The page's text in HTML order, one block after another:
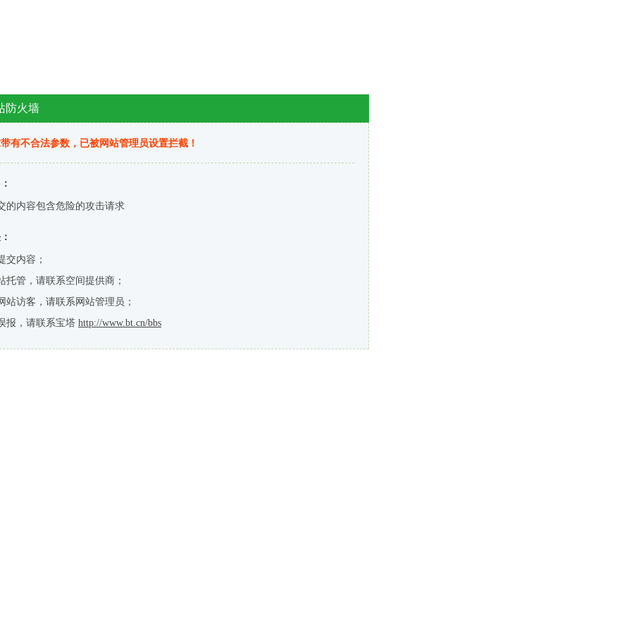
防火墙
有不合法参数，已被网站管理员设置拦截！
的内容包含危险的攻击请求
交内容；
托管，请联系空间提供商；
站访客，请联系网站管理员；
报，请联系宝塔 http://www.bt.cn/bbs